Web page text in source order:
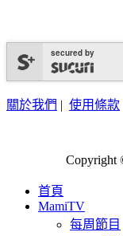
secured by
關於我們 | 使用條款
Copyright
首頁
MamiTV
每周節目